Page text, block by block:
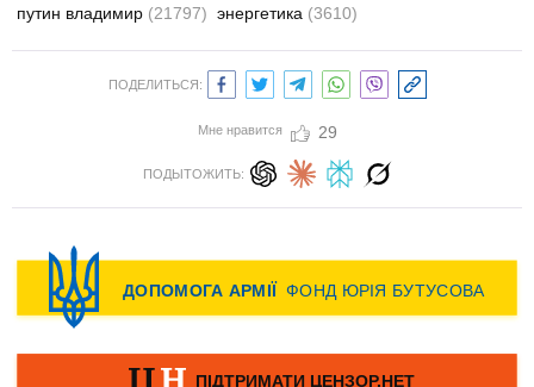
путин владимир (21797) энергетика (3610)
ПОДЕЛИТЬСЯ:
Мне нравится 29
ПОДЫТОЖИТЬ: